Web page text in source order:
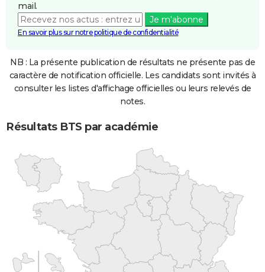
mail.
Je m'abonne
En savoir plus sur notre politique de confidentialité
NB : La présente publication de résultats ne présente pas de
caractère de notification officielle. Les candidats sont invités à
consulter les listes d'affichage officielles ou leurs relevés de
notes.
Résultats BTS par académie